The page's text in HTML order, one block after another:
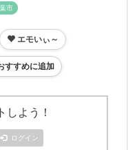
市
エモいぃ～
すすめに追加
しよう！
ログイン